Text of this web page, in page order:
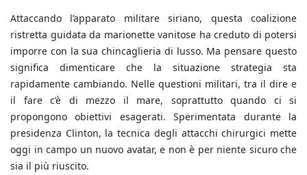
Attaccando l’apparato militare siriano, questa coalizione
ristretta guidata da marionette vanitose ha creduto di potersi
imporre con la sua chincaglieria di lusso. Ma pensare questo
significa dimenticare che la situazione strategia sta
rapidamente cambiando. Nelle questioni militari, tra il dire e
il fare c’è di mezzo il mare, soprattutto quando ci si
propongono obiettivi esagerati. Sperimentata durante la
presidenza Clinton, la tecnica degli attacchi chirurgici mette
oggi in campo un nuovo avatar, e non è per niente sicuro che
sia il più riuscito.